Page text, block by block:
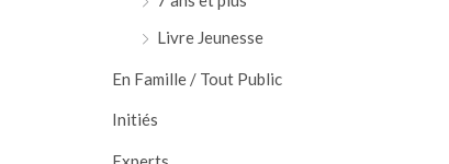
Livre Jeunesse
En Famille / Tout Public
Initiés